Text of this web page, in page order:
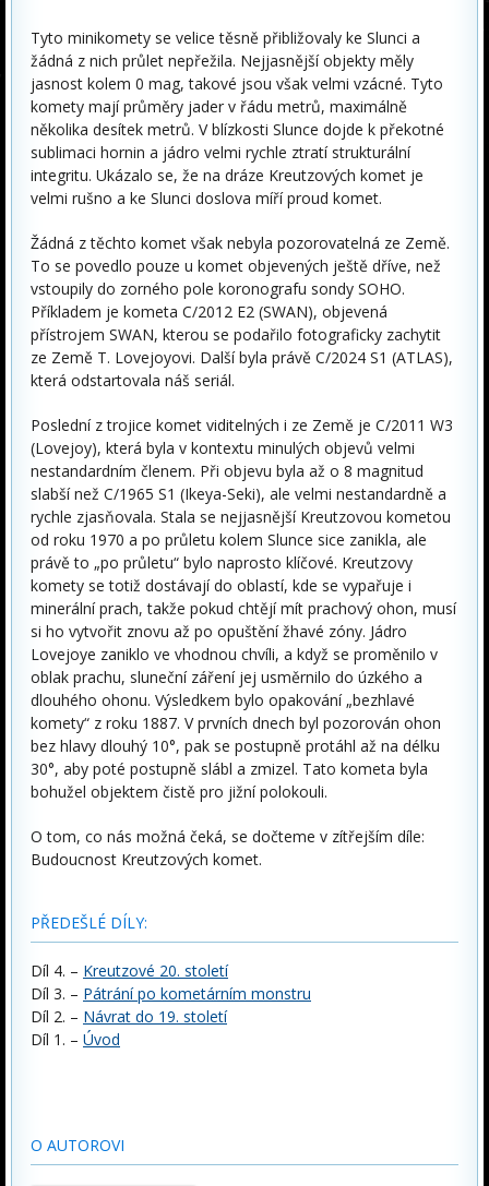
Tyto minikomety se velice těsně přibližovaly ke Slunci a
žádná z nich průlet nepřežila. Nejjasnější objekty měly
jasnost kolem 0 mag, takové jsou však velmi vzácné. Tyto
komety mají průměry jader v řádu metrů, maximálně
několika desítek metrů. V blízkosti Slunce dojde k překotné
sublimaci hornin a jádro velmi rychle ztratí strukturální
integritu. Ukázalo se, že na dráze Kreutzových komet je
velmi rušno a ke Slunci doslova míří proud komet.
Žádná z těchto komet však nebyla pozorovatelná ze Země.
To se povedlo pouze u komet objevených ještě dříve, než
vstoupily do zorného pole koronografu sondy SOHO.
Příkladem je kometa C/2012 E2 (SWAN), objevená
přístrojem SWAN, kterou se podařilo fotograficky zachytit
ze Země T. Lovejoyovi. Další byla právě C/2024 S1 (ATLAS),
která odstartovala náš seriál.
Poslední z trojice komet viditelných i ze Země je C/2011 W3
(Lovejoy), která byla v kontextu minulých objevů velmi
nestandardním členem. Při objevu byla až o 8 magnitud
slabší než C/1965 S1 (Ikeya-Seki), ale velmi nestandardně a
rychle zjasňovala. Stala se nejjasnější Kreutzovou kometou
od roku 1970 a po průletu kolem Slunce sice zanikla, ale
právě to „po průletu“ bylo naprosto klíčové. Kreutzovy
komety se totiž dostávají do oblastí, kde se vypařuje i
minerální prach, takže pokud chtějí mít prachový ohon, musí
si ho vytvořit znovu až po opuštění žhavé zóny. Jádro
Lovejoye zaniklo ve vhodnou chvíli, a když se proměnilo v
oblak prachu, sluneční záření jej usměrnilo do úzkého a
dlouhého ohonu. Výsledkem bylo opakování „bezhlavé
komety“ z roku 1887. V prvních dnech byl pozorován ohon
bez hlavy dlouhý 10°, pak se postupně protáhl až na délku
30°, aby poté postupně slábl a zmizel. Tato kometa byla
bohužel objektem čistě pro jižní polokouli.
O tom, co nás možná čeká, se dočteme v zítřejším díle:
Budoucnost Kreutzových komet.
PŘEDEŠLÉ DÍLY:
Díl 4. – Kreutzové 20. století
Díl 3. – Pátrání po kometárním monstru
Díl 2. – Návrat do 19. století
Díl 1. – Úvod
O AUTOROVI